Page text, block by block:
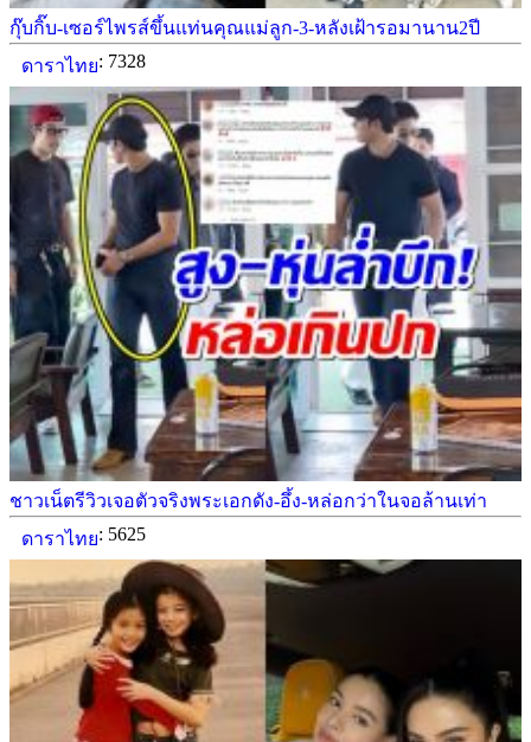
กุ๊บกิ๊บ-เซอร์ไพรส์ขึ้นแท่นคุณแม่ลูก-3-หลังเฝ้ารอมานาน2ปี
ดาราไทย: 7328
ชาวเน็ตรีวิวเจอตัวจริงพระเอกดัง-อึ้ง-หล่อกว่าในจอล้านเท่า
ดาราไทย: 5625